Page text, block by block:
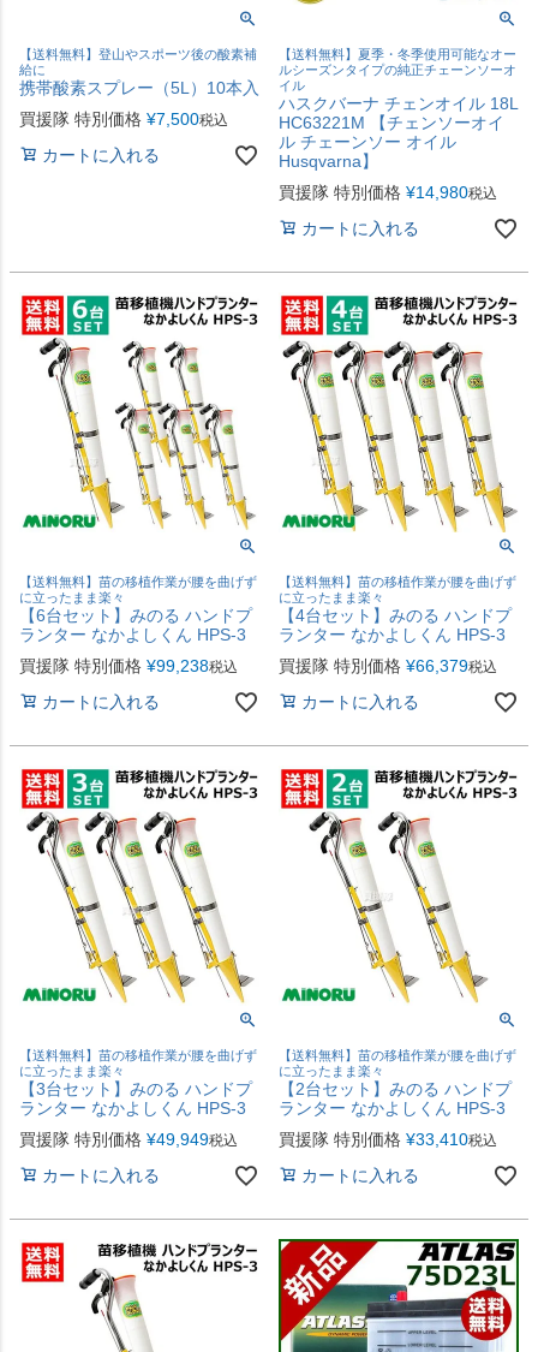
【送料無料】登山やスポーツ後の酸素補
給に
携帯酸素スプレー（5L）10本入
買援隊 特別価格 ¥7,500税込
カートに入れる
【送料無料】夏季・冬季使用可能なオー
ルシーズンタイプの純正チェーンソーオ
イル
ハスクバーナ チェンオイル 18L
HC63221M 【チェンソーオイ
ル チェーンソー オイル
Husqvarna】
買援隊 特別価格 ¥14,980税込
カートに入れる
【送料無料】苗の移植作業が腰を曲げず
に立ったまま楽々
【6台セット】みのる ハンドプ
ランター なかよしくん HPS-3
買援隊 特別価格 ¥99,238税込
カートに入れる
【送料無料】苗の移植作業が腰を曲げず
に立ったまま楽々
【4台セット】みのる ハンドプ
ランター なかよしくん HPS-3
買援隊 特別価格 ¥66,379税込
カートに入れる
【送料無料】苗の移植作業が腰を曲げず
に立ったまま楽々
【3台セット】みのる ハンドプ
ランター なかよしくん HPS-3
買援隊 特別価格 ¥49,949税込
カートに入れる
【送料無料】苗の移植作業が腰を曲げず
に立ったまま楽々
【2台セット】みのる ハンドプ
ランター なかよしくん HPS-3
買援隊 特別価格 ¥33,410税込
カートに入れる